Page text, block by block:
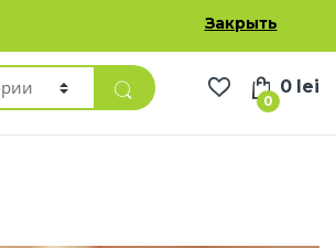
Русский
0
0 lei
Закрыть